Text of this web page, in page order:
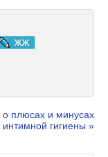
о плюсах и минусах
интимной гигиены »